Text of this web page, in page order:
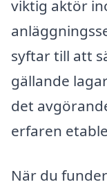
viktig aktör
syftar till att
gällande
det
erfaren
När du